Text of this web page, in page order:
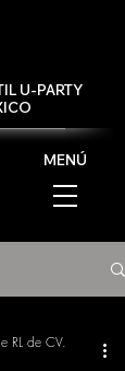
U-PARTY
MENÚ
RL de CV.